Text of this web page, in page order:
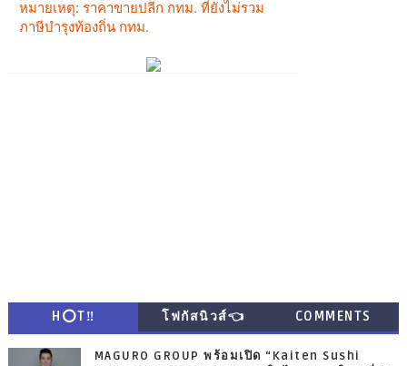
H⭕T‼ โฟกัสนิวส์👈 COMMENTS
MAGURO GROUP พร้อมเปิด “Kaiten Sushi